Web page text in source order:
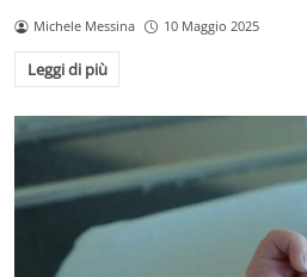
Michele Messina 10 Maggio 2025
Leggi di più